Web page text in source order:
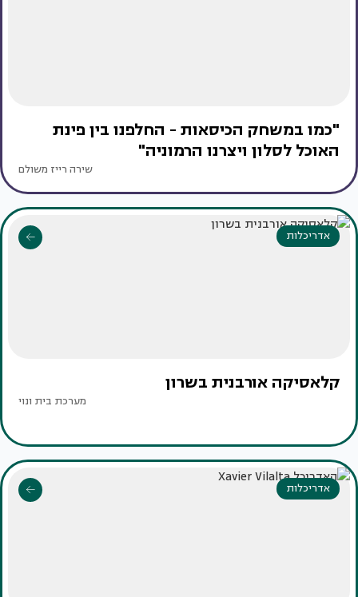
"כמו במשחק הכיסאות - החלפנו בין פינת
האוכל לסלון ויצרנו הרמוניה"
שירה רייז משולם
אדריכלות
קלאסיקה אורבנית בשרון
מערכת בית ונוי
אדריכלות